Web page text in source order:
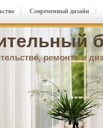
ремонте и
Современный дизайн